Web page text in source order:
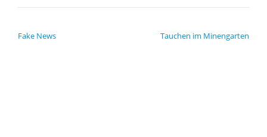
Fake News Tauchen im Minengarten